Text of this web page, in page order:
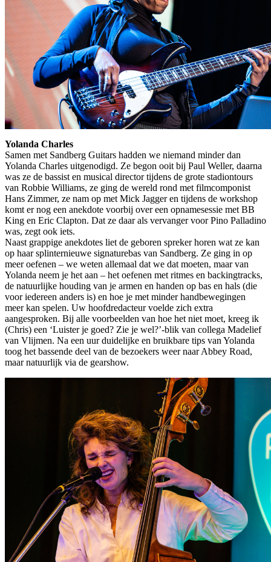
Yolanda Charles
Samen met Sandberg Guitars hadden we niemand minder dan
Yolanda Charles uitgenodigd. Ze begon ooit bij Paul Weller, daarna
was ze de bassist en musical director tijdens de grote stadiontours
van Robbie Williams, ze ging de wereld rond met filmcomponist
Hans Zimmer, ze nam op met Mick Jagger en tijdens de workshop
komt er nog een anekdote voorbij over een opnamesessie met BB
King en Eric Clapton. Dat ze daar als vervanger voor Pino Palladino
was, zegt ook iets.
Naast grappige anekdotes liet de geboren spreker horen wat ze kan
op haar splinternieuwe signaturebas van Sandberg. Ze ging in op
meer oefenen – we weten allemaal dat we dat moeten, maar van
Yolanda neem je het aan – het oefenen met ritmes en backingtracks,
de natuurlijke houding van je armen en handen op bas en hals (die
voor iedereen anders is) en hoe je met minder handbewegingen
meer kan spelen. Uw hoofdredacteur voelde zich extra
aangesproken. Bij alle voorbeelden van hoe het niet moet, kreeg ik
(Chris) een ‘Luister je goed? Zie je wel?’-blik van collega Madelief
van Vlijmen. Na een uur duidelijke en bruikbare tips van Yolanda
toog het bassende deel van de bezoekers weer naar Abbey Road,
maar natuurlijk via de gearshow.